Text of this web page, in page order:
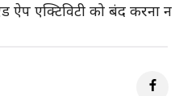
ऐप एक्टिविटी को बंद